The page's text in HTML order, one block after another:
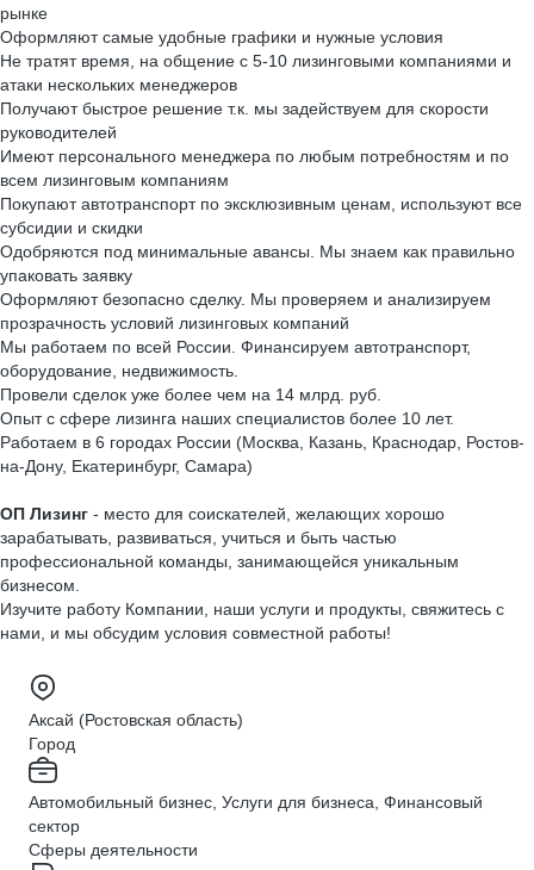
рынке
Оформляют самые удобные графики и нужные условия
Не тратят время, на общение с 5-10 лизинговыми компаниями и
атаки нескольких менеджеров
Получают быстрое решение т.к. мы задействуем для скорости
руководителей
Имеют персонального менеджера по любым потребностям и по
всем лизинговым компаниям
Покупают автотранспорт по эксклюзивным ценам, используют все
субсидии и скидки
Одобряются под минимальные авансы. Мы знаем как правильно
упаковать заявку
Оформляют безопасно сделку. Мы проверяем и анализируем
прозрачность условий лизинговых компаний
Мы работаем по всей России. Финансируем автотранспорт,
оборудование, недвижимость.
Провели сделок уже более чем на 14 млрд. руб.
Опыт с сфере лизинга наших специалистов более 10 лет.
Работаем в 6 городах России (Москва, Казань, Краснодар, Ростов-
на-Дону, Екатеринбург, Самара)
ОП Лизинг - место для соискателей, желающих хорошо
зарабатывать, развиваться, учиться и быть частью
профессиональной команды, занимающейся уникальным
бизнесом.
Изучите работу Компании, наши услуги и продукты, свяжитесь с
нами, и мы обсудим условия совместной работы!
Аксай (Ростовская область)
Город
Автомобильный бизнес, Услуги для бизнеса, Финансовый
сектор
Сферы деятельности